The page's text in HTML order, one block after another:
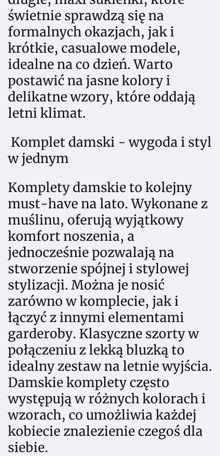
świetnie sprawdzą się na
formalnych okazjach, jak i
krótkie, casualowe modele,
idealne na co dzień. Warto
postawić na jasne kolory i
delikatne wzory, które oddają
letni klimat.
Komplet damski - wygoda i styl
w jednym
Komplety damskie to kolejny
must-have na lato. Wykonane z
muślinu, oferują wyjątkowy
komfort noszenia, a
jednocześnie pozwalają na
stworzenie spójnej i stylowej
stylizacji. Można je nosić
zarówno w komplecie, jak i
łączyć z innymi elementami
garderoby. Klasyczne szorty w
połączeniu z lekką bluzką to
idealny zestaw na letnie wyjścia.
Damskie komplety często
występują w różnych kolorach i
wzorach, co umożliwia każdej
kobiecie znalezienie czegoś dla
siebie.